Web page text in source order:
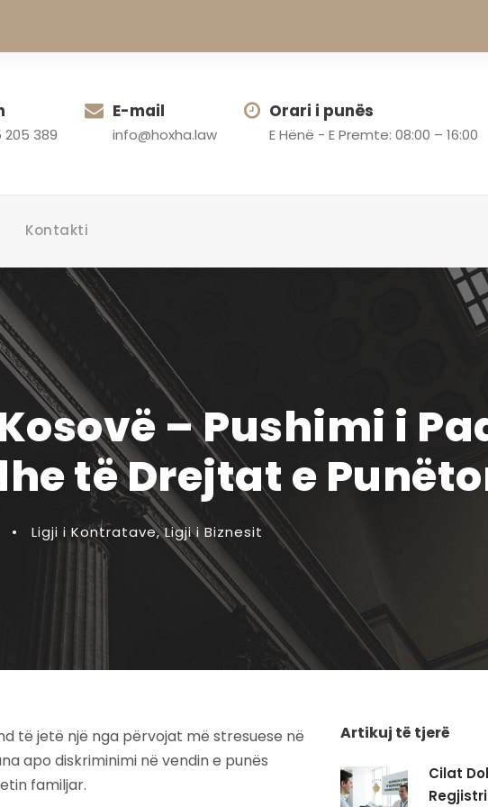
205 389
E-mail
info@hoxha.law
Orari i punës
E Hënë - E Premte: 08:00 – 16:00
Kontakti
– Pushimi i
të Drejtat e
• Ligji i Kontratave, Ligji i Biznesit
të jetë një nga përvojat më stresuese në
apo diskriminimi në vendin e punës
familjar.
Artikuj të tjerë
Cilat